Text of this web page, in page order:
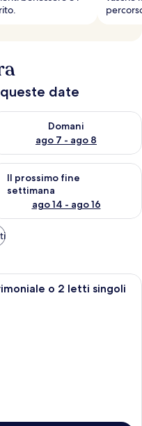
date
ago 6 - ago 7
Domani
ago 7 - ago 8
la disponibilità per
settimana, ago 7 - ago
Il prossimo fine
settimana
ago 14 - ago 16
la disponibilità per il
letto singolo con testiera in
o 2 letti singoli